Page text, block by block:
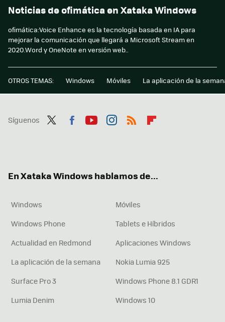
Noticias de ofimática en Xataka Windows
ofimática:Voice Enhance es la tecnología basada en IA para
mejorar la comunicación que llegará a Microsoft Stream en
2020.Word y OneNote en versión web..
OTROS TEMAS: Windows Móviles La aplicación de la
Síguenos
En Xataka Windows hablamos de...
Windows
Móviles
Windows Phone
Tablets e Híbridos
Actualidad en Redmond
Aplicaciones Windows
La aplicación de la semana
Nokia Lumia 925
Surface Pro 3
Windows Phone 8.1 GDR1
Lumia Denim
Windows 10